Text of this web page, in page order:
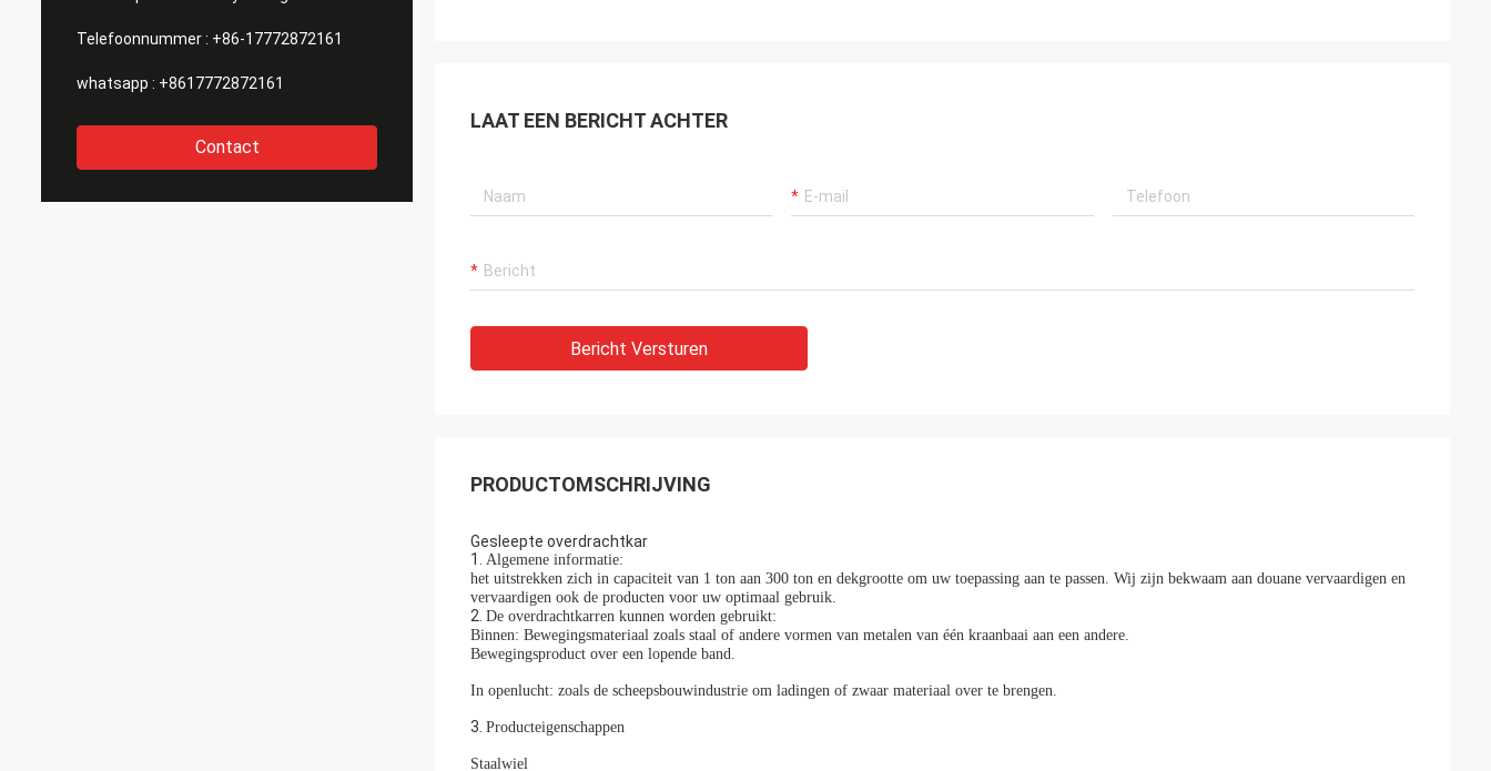
Telefoonnummer : +86-17772872161
whatsapp : +8617772872161
Contact
LAAT EEN BERICHT ACHTER
Bericht Versturen
PRODUCTOMSCHRIJVING
Gesleepte overdrachtkar
1. Algemene informatie:
het uitstrekken zich in capaciteit van 1 ton aan 300 ton en dekgrootte om uw toepassing aan te passen. Wij zijn bekwaam aan douane vervaardigen en
vervaardigen ook de producten voor uw optimaal gebruik.
2. De overdrachtkarren kunnen worden gebruikt:
Binnen: Bewegingsmateriaal zoals staal of andere vormen van metalen van één kraanbaai aan een andere.
Bewegingsproduct over een lopende band.
In openlucht: zoals de scheepsbouwindustrie om ladingen of zwaar materiaal over te brengen.
3. Producteigenschappen
Staalwiel